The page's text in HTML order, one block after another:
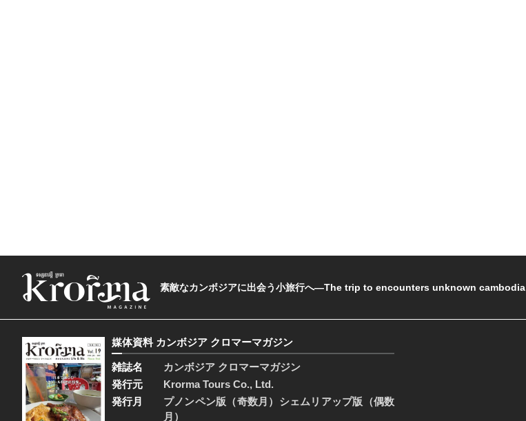
素敵なカンボジアに出会う小旅行へ―The trip to encounters unknown cambodia
媒体資料 カンボジア クロマーマガジン
雑誌名
カンボジア クロマーマガジン
発行元
Krorma Tours Co., Ltd.
発行月
プノンペン版（奇数月）シェムリアップ版（偶数
月）